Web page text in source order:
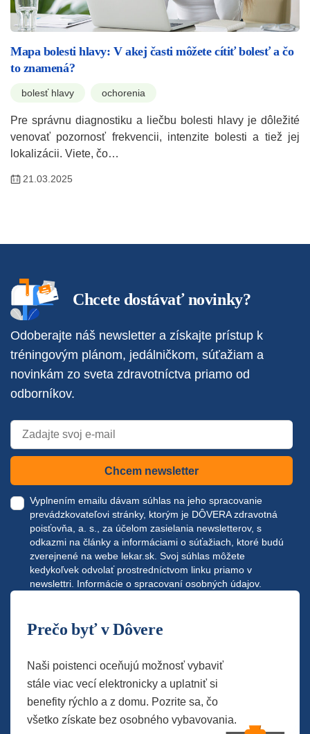
Mapa bolesti hlavy: V akej časti môžete cítiť bolesť a čo
to znamená?
bolesť hlavy ochorenia
Pre správnu diagnostiku a liečbu bolesti hlavy je dôležité
venovať pozornosť frekvencii, intenzite bolesti a tiež jej
lokalizácii. Viete, čo…
21.03.2025
Chcete dostávať novinky?
Odoberajte náš newsletter a získajte prístup k
tréningovým plánom, jedálničkom, súťažiam a
novinkám zo sveta zdravotníctva priamo od
odborníkov.
Chcem newsletter
Vyplnením emailu dávam súhlas na jeho spracovanie
prevádzkovateľovi stránky, ktorým je DÔVERA zdravotná
poisťovňa, a. s., za účelom zasielania newsletterov, s
odkazmi na články a informáciami o súťažiach, ktoré budú
zverejnené na webe lekar.sk. Svoj súhlas môžete
kedykoľvek odvolať prostredníctvom linku priamo v
newslettri. Informácie o spracovaní osobných údajov.
Prečo byť v Dôvere
Naši poistenci oceňujú možnosť vybaviť
stále viac vecí elektronicky a uplatniť si
benefity rýchlo a z domu. Pozrite sa, čo
všetko získate bez osobného vybavovania.